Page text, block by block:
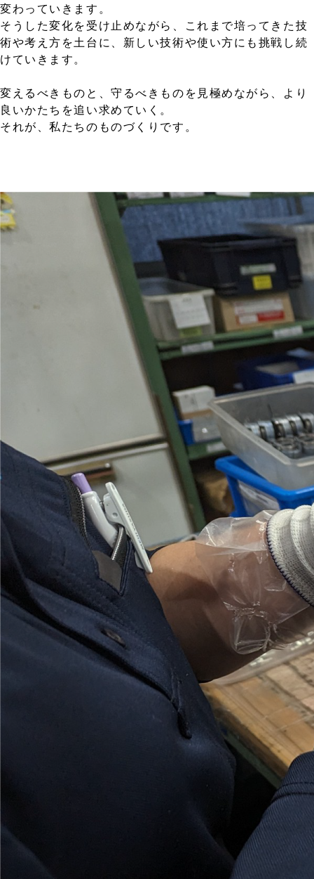
変わっていきます。
そうした変化を受け止めながら、これまで培ってきた技
術や考え方を土台に、新しい技術や使い方にも挑戦し続
けていきます。
変えるべきものと、守るべきものを見極めながら、より
良いかたちを追い求めていく。
それが、私たちのものづくりです。